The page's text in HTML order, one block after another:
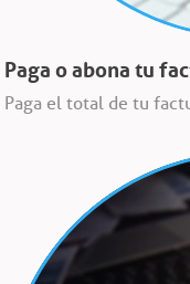
Paga o abona tu
Paga el total de tu